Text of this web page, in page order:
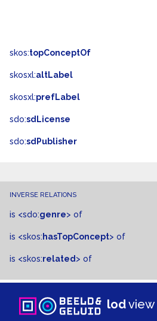
skos:topConceptOf
skosxl:altLabel
skosxl:prefLabel
sdo:sdLicense
sdo:sdPublisher
INVERSE RELATIONS
is <sdo:genre> of
is <skos: hasTopConcept> of
is <skos:related > of
lodview